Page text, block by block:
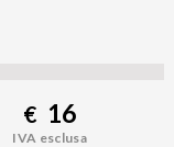
€ 16
IVA esclusa